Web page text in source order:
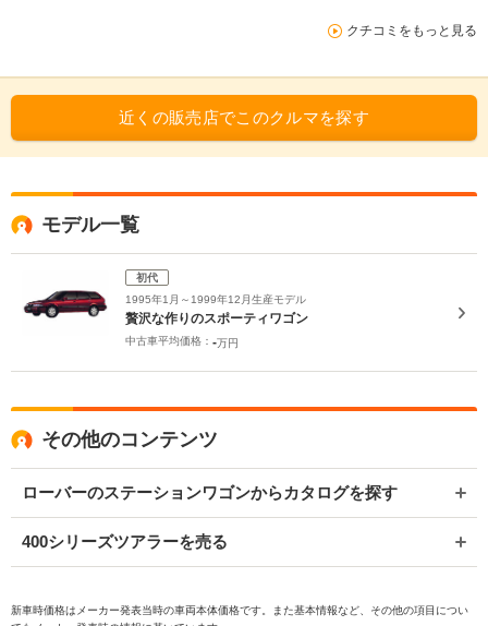
クチコミをもっと見る
近くの販売店でこのクルマを探す
モデル一覧
初代
1995年1月～1999年12月生産モデル
贅沢な作りのスポーティワゴン
中古車平均価格： -万円
その他のコンテンツ
ローバーのステーションワゴンからカタログを探す
400シリーズツアラーを売る
新車時価格はメーカー発表当時の車両本体価格です。また基本情報など、その他の項目につい